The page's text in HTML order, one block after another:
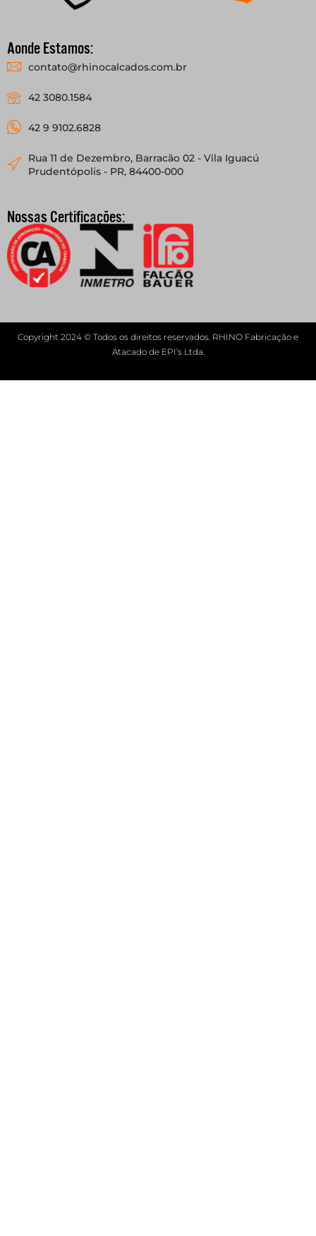
Aonde Estamos:
contato@rhinocalcados.com.br
42 3080.1584
42 9 9102.6828
Rua 11 de Dezembro, Barracão 02 - Vila Iguacú
Prudentópolis - PR, 84400-000
Nossas Certificações:
Copyright 2024 © Todos os direitos reservados. RHINO Fabricação e
Atacado de EPI’s Ltda.